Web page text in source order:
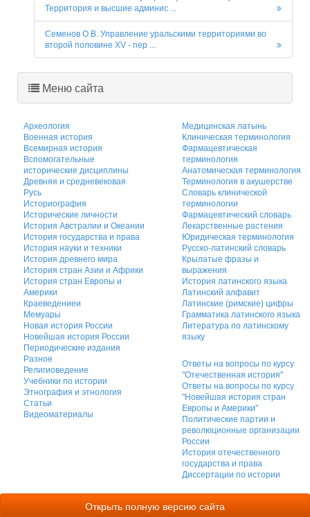
Территория и высшие админис ...
Семенов О.В. Управление уральскими территориями во
второй половине XV - пер ...
Меню сайта
Археология
Военная история
Всемирная история
Вспомогательные
исторические дисциплины
Древняя и средневековая
Русь
Историография
Исторические личности
История Австралии и Океании
История государства и права
История науки и техники
История древнего мира
История стран Азии и Африки
История стран Европы и
Америки
Краеведениеи
Мемуары
Новая история России
Новейшая история России
Периодические издания
Разное
Религиоведение
Учебники по истории
Этнография и этнология
Статьи
Видеоматериалы
Медицинская латынь
Клиническая терминология
Фармацевтическая
терминология
Анатомическая терминология
Терминология в акушерстве
Словарь клинической
терминологии
Фармацевтический словарь
Лекарственные растения
Юридическая терминология
Русско-латинский словарь
Крылатые фразы и
выражения
История латинского языка
Латинский алфавит
Латинские (римские) цифры
Грамматика латинского языка
Литература по латинскому
языку
Ответы на вопросы по курсу
"Отечественная история"
Ответы на вопросы по курсу
"Новейшая история стран
Европы и Америки"
Политические партии и
революционные организации
России
История отечественного
государства и права
Диссертации по истории
Открыть полную версию сайта